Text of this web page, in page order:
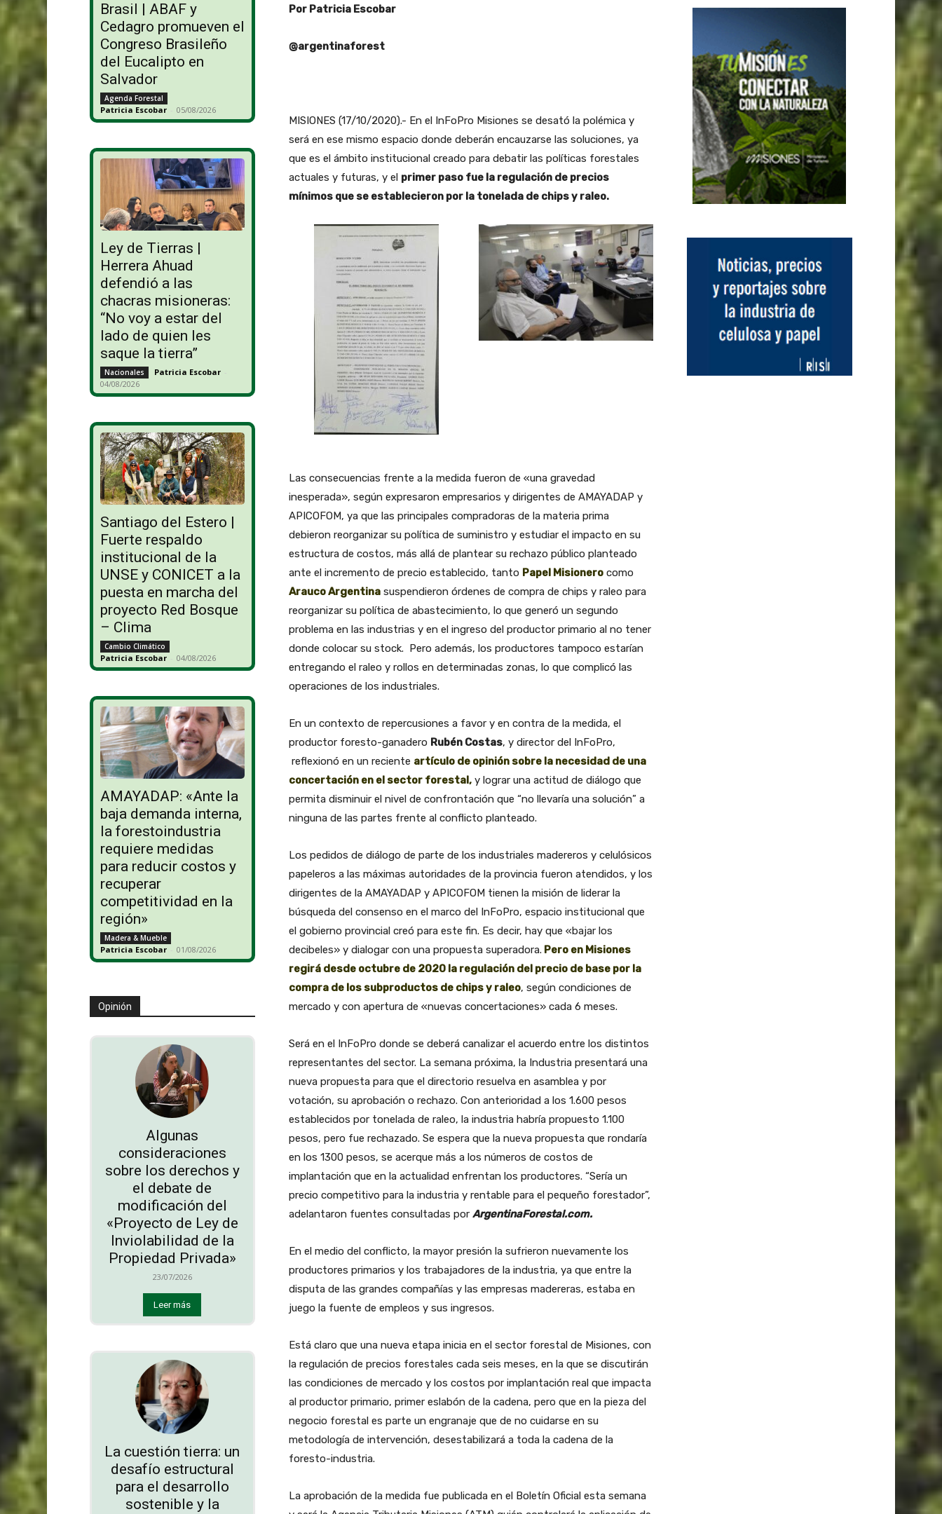
Brasil | ABAF y
Cedagro promueven el
Congreso Brasileño
del Eucalipto en
Salvador
Agenda Forestal
Patricia Escobar - 05/08/2026
Ley de Tierras |
Herrera Ahuad
defendió a las
chacras misioneras:
“No voy a estar del
lado de quien les
saque la tierra”
Nacionales Patricia Escobar -
04/08/2026
Santiago del Estero |
Fuerte respaldo
institucional de la
UNSE y CONICET a la
puesta en marcha del
proyecto Red Bosque
– Clima
Cambio Climático
Patricia Escobar - 04/08/2026
AMAYADAP: «Ante la
baja demanda interna,
la forestoindustria
requiere medidas
para reducir costos y
recuperar
competitividad en la
región»
Madera & Mueble
Patricia Escobar - 01/08/2026
Opinión
Algunas
consideraciones
sobre los derechos y
el debate de
modificación del
«Proyecto de Ley de
Inviolabilidad de la
Propiedad Privada»
23/07/2026
Leer más
La cuestión tierra: un
desafío estructural
para el desarrollo
sostenible y la
Por Patricia Escobar
@argentinaforest
MISIONES (17/10/2020).- En el InFoPro Misiones se desató la polémica y
será en ese mismo espacio donde deberán encauzarse las soluciones, ya
que es el ámbito institucional creado para debatir las políticas forestales
actuales y futuras, y el primer paso fue la regulación de precios
mínimos que se establecieron por la tonelada de chips y raleo.
Las consecuencias frente a la medida fueron de «una gravedad
inesperada», según expresaron empresarios y dirigentes de AMAYADAP y
APICOFOM, ya que las principales compradoras de la materia prima
debieron reorganizar su política de suministro y estudiar el impacto en su
estructura de costos, más allá de plantear su rechazo público planteado
ante el incremento de precio establecido, tanto Papel Misionerocomo
Arauco Argentinasuspendieron órdenes de compra de chips y raleo para
reorganizar su política de abastecimiento, lo que generó un segundo
problema en las industrias y en el ingreso del productor primario al no tener
donde colocar su stock. Pero además, los productores tampoco estarían
entregando el raleo y rollos en determinadas zonas, lo que complicó las
operaciones de los industriales.
En un contexto de repercusiones a favor y en contra de la medida, el
productor foresto-ganadero Rubén Costas, y director del InFoPro,
reflexionó en un reciente artículo de opinión sobre la necesidad de una
concertación en el sector forestal,y lograr una actitud de diálogo que
permita disminuir el nivel de confrontación que “no llevaría una solución” a
ninguna de las partes frente al conflicto planteado.
Los pedidos de diálogo de parte de los industriales madereros y celulósicos
papeleros a las máximas autoridades de la provincia fueron atendidos, y los
dirigentes de la AMAYADAP y APICOFOM tienen la misión de liderar la
búsqueda del consenso en el marco del InFoPro, espacio institucional que
el gobierno provincial creó para este fin. Es decir, hay que «bajar los
decibeles» y dialogar con una propuesta superadora. Pero en Misiones
regirá desde octubre de 2020 la regulación del precio de base por la
compra de los subproductos de chips y raleo, según condiciones de
mercado y con apertura de «nuevas concertaciones» cada 6 meses.
Será en el InFoPro donde se deberá canalizar el acuerdo entre los distintos
representantes del sector. La semana próxima, la Industria presentará una
nueva propuesta para que el directorio resuelva en asamblea y por
votación, su aprobación o rechazo. Con anterioridad a los 1.600 pesos
establecidos por tonelada de raleo, la industria habría propuesto 1.100
pesos, pero fue rechazado. Se espera que la nueva propuesta que rondaría
en los 1300 pesos, se acerque más a los números de costos de
implantación que en la actualidad enfrentan los productores. “Sería un
precio competitivo para la industria y rentable para el pequeño forestador”,
adelantaron fuentes consultadas por ArgentinaForestal.com.
En el medio del conflicto, la mayor presión la sufrieron nuevamente los
productores primarios y los trabajadores de la industria, ya que entre la
disputa de las grandes compañías y las empresas madereras, estaba en
juego la fuente de empleos y sus ingresos.
Está claro que una nueva etapa inicia en el sector forestal de Misiones, con
la regulación de precios forestales cada seis meses, en la que se discutirán
las condiciones de mercado y los costos por implantación real que impacta
al productor primario, primer eslabón de la cadena, pero que en la pieza del
negocio forestal es parte un engranaje que de no cuidarse en su
metodología de intervención, desestabilizará a toda la cadena de la
foresto-industria.
La aprobación de la medida fue publicada en el Boletín Oficial esta semana